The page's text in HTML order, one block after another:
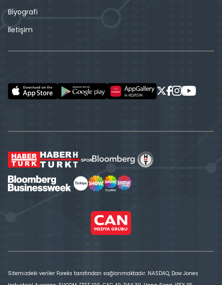
Biyografi
İletişim
Sitemizdeki veriler Foreks tarafından sağlanmaktadır. NASDAQ, Dow Jones